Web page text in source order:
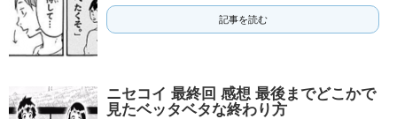
記事を読む
ニセコイ 最終回 感想 最後までどこかで
見たベッタベタな終わり方